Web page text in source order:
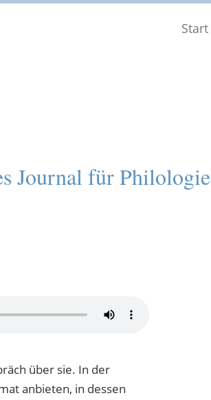
Start
Journal für Philologie
über sie. In der
anbieten, in dessen